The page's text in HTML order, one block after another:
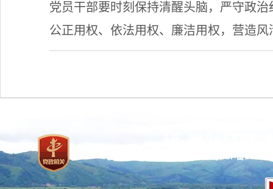
党员干部要时刻保持清醒头脑，严守政
公正用权、依法用权、廉洁用权，营造
京ICP备